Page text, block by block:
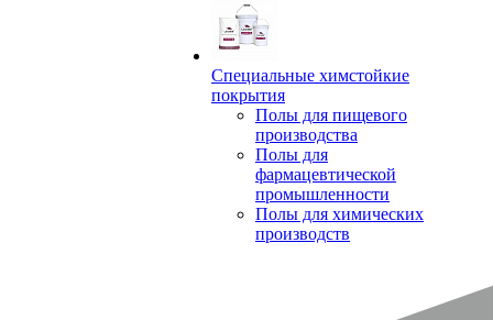
Специальные химстойкие
покрытия
Полы для пищевого
производства
Полы для
фармацевтической
промышленности
Полы для химических
производств